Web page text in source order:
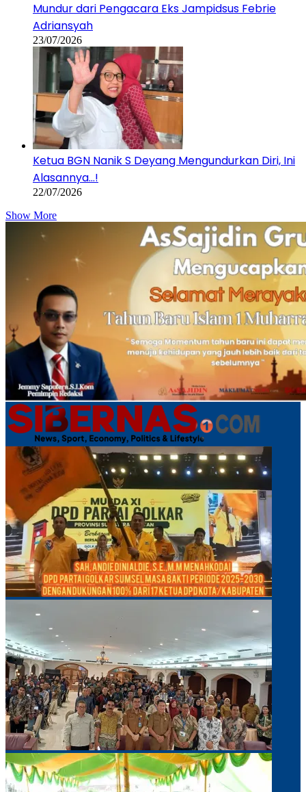
Mundur dari Pengacara Eks Jampidsus Febrie
Adriansyah
23/07/2026
Ketua BGN Nanik S Deyang Mengundurkan Diri, Ini
Alasannya…!
22/07/2026
Show More